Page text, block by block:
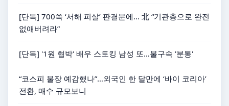
[단독] 700쪽 ‘서해 피살’ 판결문에... 北 “기관총으로 완전
없애버려라”
[단독] '1원 협박' 배우 스토킹 남성 또…불구속 '분통'
“코스피 불장 예감했나”…외국인 한 달만에 ‘바이 코리아’
전환, 매수 규모보니